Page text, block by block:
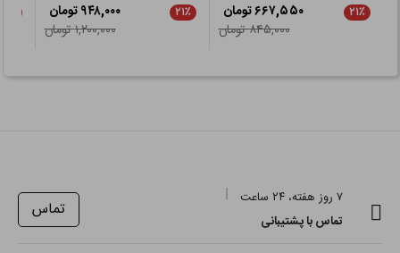
۲۱٪
۶۶۷,۵۵۰ تومان
۸۴۵,۰۰۰ تومان
۲۱٪
۹۴۸,۰۰۰ تومان
۱,۲۰۰,۰۰۰ تومان
۷ روز هفته، ۲۴ ساعت
تماس با پشتیبانی
تماس